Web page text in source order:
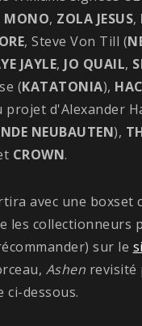
MONO, ZOLA JESUS,
, Steve Von Till (
JAYLE, JO QUAIL,
(KATATONIA),
projet d'Alexander
NEUBAUTEN),
CROWN.
avec une boxset
les collectionneurs
sur le
Ashen revisité
ci-dessous.